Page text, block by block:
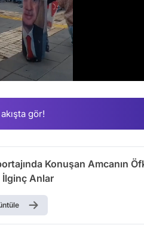
gör!
Konuşan Amcanın
Anlar